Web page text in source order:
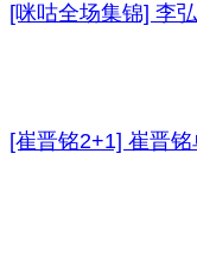
[咪咕全场集锦] 李
[崔晋铭2+1] 崔晋